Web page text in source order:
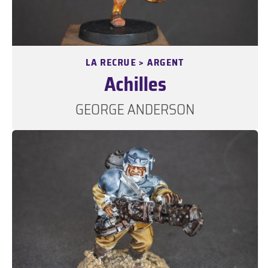
LA RECRUE > ARGENT
Achilles
GEORGE ANDERSON